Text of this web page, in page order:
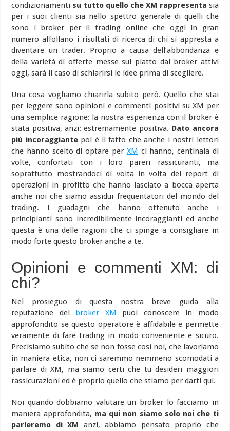
condizionamenti su tutto quello che XM rappresenta sia
per i suoi clienti sia nello spettro generale di quelli che
sono i broker per il trading online che oggi in gran
numero affollano i risultati di ricerca di chi si appresta a
diventare un trader. Proprio a causa dell’abbondanza e
della varietà di offerte messe sul piatto dai broker attivi
oggi, sarà il caso di schiarirsi le idee prima di scegliere.
Una cosa vogliamo chiarirla subito però. Quello che stai
per leggere sono opinioni e commenti positivi su XM per
una semplice ragione: la nostra esperienza con il broker è
stata positiva, anzi: estremamente positiva. Dato ancora
più incoraggiantepoi è il fatto che anche i nostri lettori
che hanno scelto di optare per XM ci hanno, centinaia di
volte, confortati con i loro pareri rassicuranti, ma
soprattutto mostrandoci di volta in volta dei report di
operazioni in profitto che hanno lasciato a bocca aperta
anche noi che siamo assidui frequentatori del mondo del
trading. I guadagni che hanno ottenuto anche i
principianti sono incredibilmente incoraggianti ed anche
questa è una delle ragioni che ci spinge a consigliare in
modo forte questo broker anche a te.
Opinioni e commenti XM: di
chi?
Nel prosieguo di questa nostra breve guida alla
reputazione del broker XM puoi conoscere in modo
approfondito se questo operatore è affidabile e permette
veramente di fare trading in modo conveniente e sicuro.
Precisiamo subito che se non fosse così noi, che lavoriamo
in maniera etica, non ci saremmo nemmeno scomodati a
parlare di XM, ma siamo certi che tu desideri maggiori
rassicurazioni ed è proprio quello che stiamo per darti qui.
Noi quando dobbiamo valutare un broker lo facciamo in
maniera approfondita, ma qui non siamo solo noi che ti
parleremo di XM anzi, abbiamo pensato proprio che